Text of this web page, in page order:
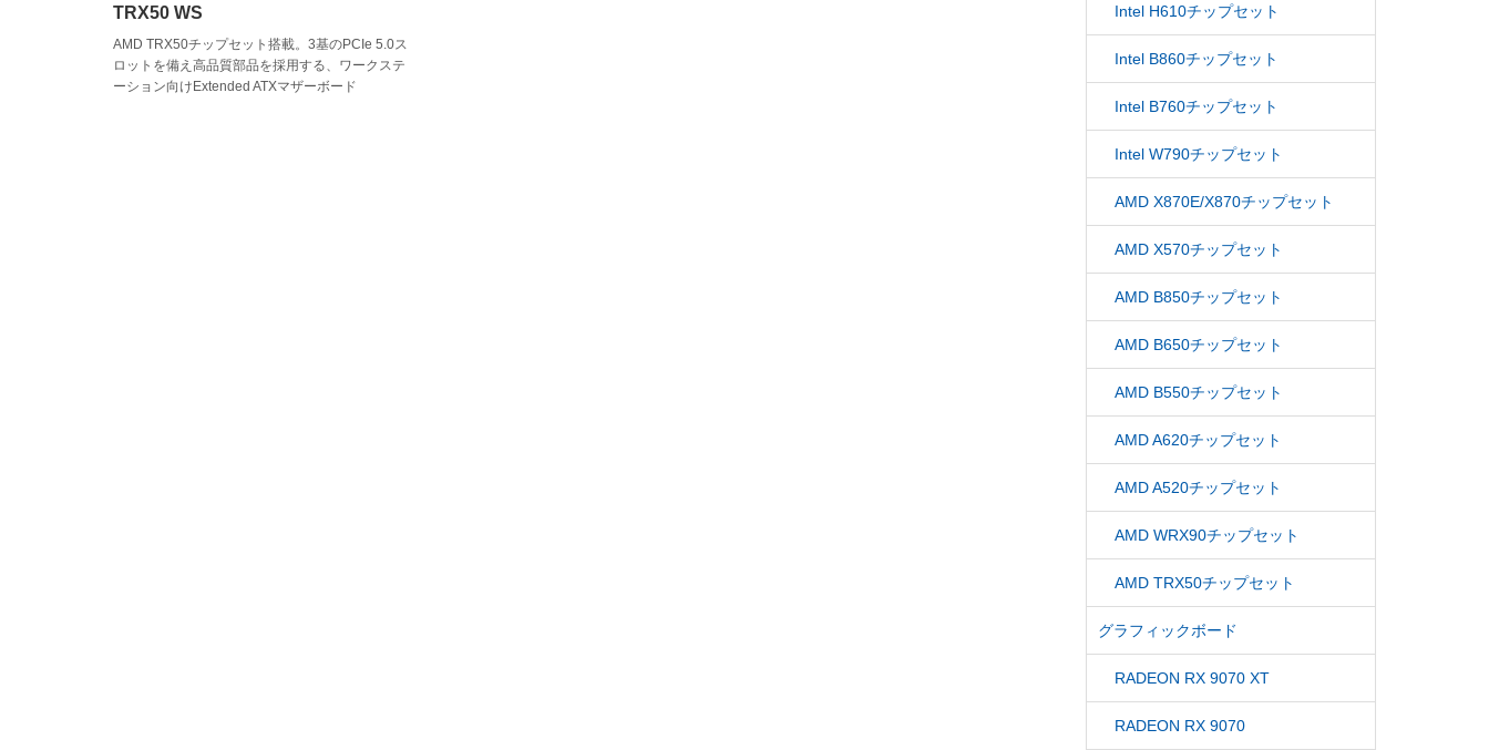
TRX50 WS
AMD TRX50チップセット搭載。3基のPCIe 5.0ス
ロットを備え高品質部品を採用する、ワークステ
ーション向けExtended ATXマザーボード
Intel H610チップセット
Intel B860チップセット
Intel B760チップセット
Intel W790チップセット
AMD X870E/X870チップセット
AMD X570チップセット
AMD B850チップセット
AMD B650チップセット
AMD B550チップセット
AMD A620チップセット
AMD A520チップセット
AMD WRX90チップセット
AMD TRX50チップセット
グラフィックボード
RADEON RX 9070 XT
RADEON RX 9070